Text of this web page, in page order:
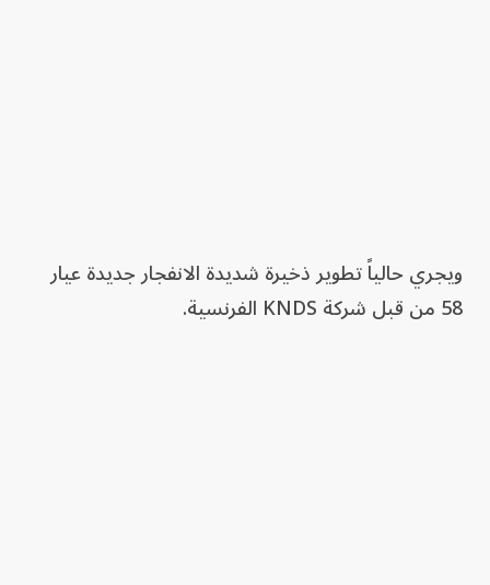
ويجري حالياً تطوير ذخيرة شديدة الانفجار جديدة عيار
58 من قبل شركة KNDS الفرنسية.